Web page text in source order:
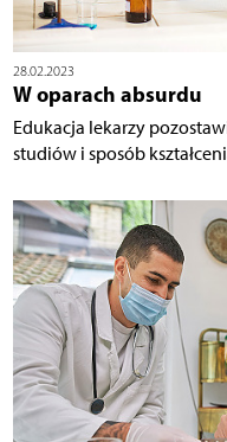
28.02.2023
W oparach absurdu
Edukacja lekarzy
studiów i sposób